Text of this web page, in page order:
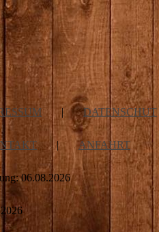
| DATENSCHUT
| ANFAHRT
06.08.2026